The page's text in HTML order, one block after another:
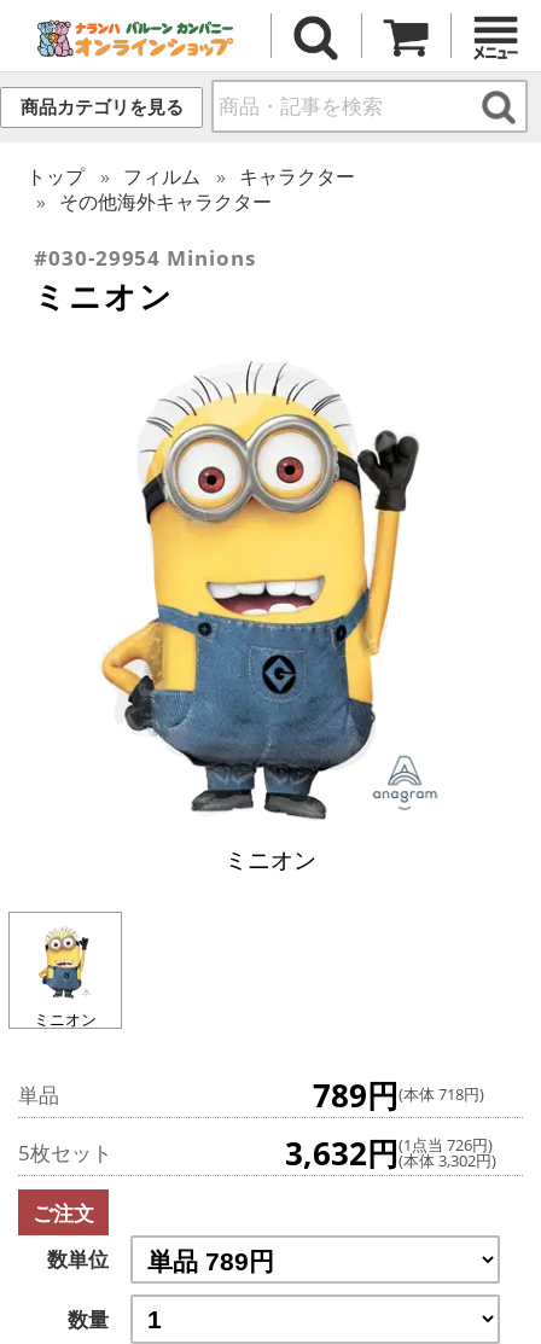
商品カテゴリを見る
トップ フィルム
キャラクター
その他海外キャラクター
#030-29954 Minions
ミニオン
ミニオン
ミニオン
単品 789円(本体 718円)
5枚セット 3,632円(1点当 726円)
(本体 3,302円)
ご注文
数単位
数量